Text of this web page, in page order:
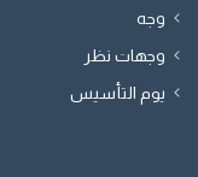
وجه
وجهات نظر
يوم التأسيس